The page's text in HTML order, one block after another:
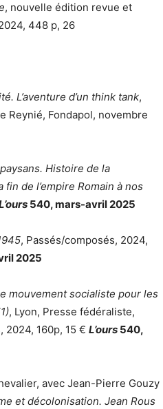
, nouvelle édition revue et
448 p, 26
L’aventure d’un think tank,
Reynié, Fondapol, novembre
Histoire de la
de l’empire Romain à nos
540, mars-avril 2025
, Passés/composés, 2024,
2025
mouvement socialiste pour les
, Lyon, Presse fédéraliste,
160p, 15 € L’ours 540,
avec Jean-Pierre Gouzy
et décolonisation. Jean Rous